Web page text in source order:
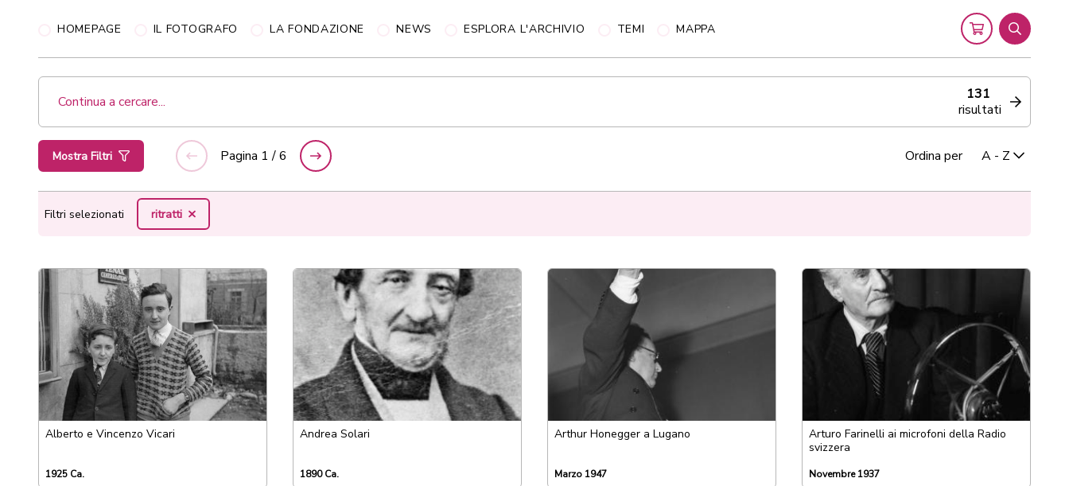
HOMEPAGE IL FOTOGRAFO LA FONDAZIONE NEWS ESPLORA L'ARCHIVIO TEMI MAPPA Cart Search
Cerca
131
risultati
Mostra Filtri precedente
Pagina 1 / 6 successiva Ordina per A - Z
Filtri selezionati ritratti
Alberto e Vincenzo Vicari
1925 Ca.
Andrea Solari
1890 Ca.
Arthur Honegger a Lugano
Marzo 1947
Arturo Farinelli ai microfoni della Radio
svizzera
Novembre 1937